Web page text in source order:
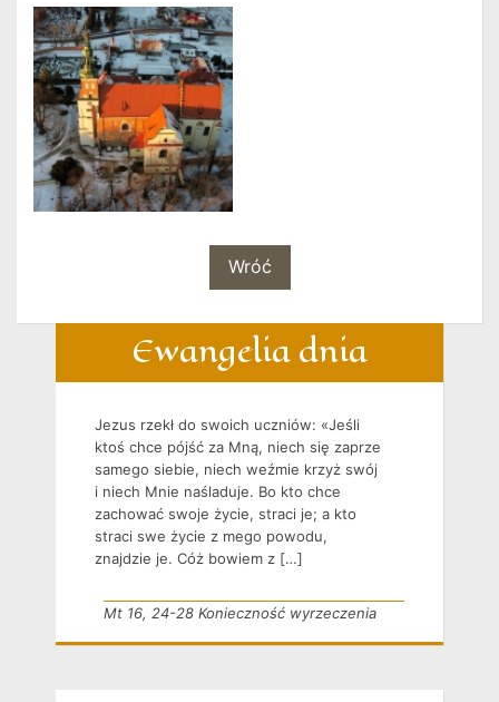
Wróć
Ewangelia dnia
Jezus rzekł do swoich uczniów: «Jeśli
ktoś chce pójść za Mną, niech się zaprze
samego siebie, niech weźmie krzyż swój
i niech Mnie naśladuje. Bo kto chce
zachować swoje życie, straci je; a kto
straci swe życie z mego powodu,
znajdzie je. Cóż bowiem z […]
Mt 16, 24-28 Konieczność wyrzeczenia